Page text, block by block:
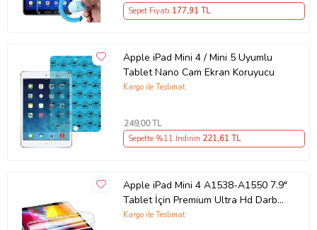
Sepet Fiyatı 177,91 TL
Apple iPad Mini 4 / Mini 5 Uyumlu
Tablet Nano Cam Ekran Koruyucu
Kargo ile Teslimat
249,00 TL
Sepette %11 İndirim 221,61 TL
Apple iPad Mini 4 A1538-A1550 7.9"
Tablet İçin Premium Ultra Hd Darbe
Emici 9h Nano Ekran Koruyucu
Kargo ile Teslimat